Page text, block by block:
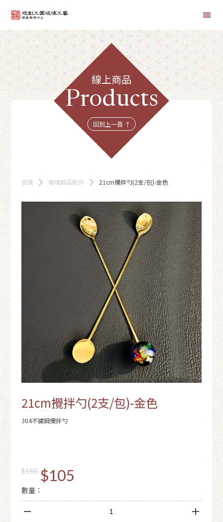
首頁
線上課程
線上商品
Products
回到上一頁 ↑
首頁 玻璃飾品配件 21cm攪拌勺(2支/包)-金色
21cm攪拌勺(2支/包)-金色
304不鏽鋼攪拌勺
$150 $105
數量：